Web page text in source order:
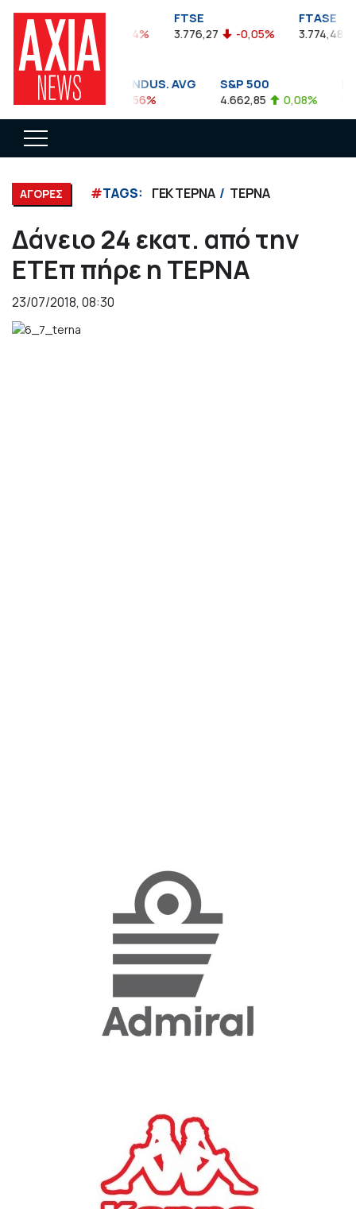
FTSEA
899,47 -0,04%
FTSE
3.776,27 -0,05%
FTASE
3.774,48
DOW JONES INDUS. AVG
35.911,81 -0,56%
S&P 500
4.662,85 0,08%
ΑΓΟΡΕΣ #TAGS: ΓΕΚ ΤΕΡΝΑ ΤΕΡΝΑ
Δάνειο 24 εκατ. από την
ΕΤΕπ πήρε η ΤΕΡΝΑ
23/07/2018, 08:30